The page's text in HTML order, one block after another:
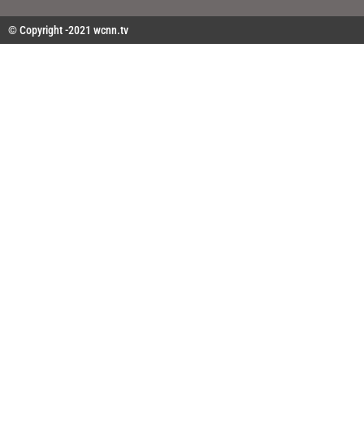
© Copyright -2021 wcnn.tv